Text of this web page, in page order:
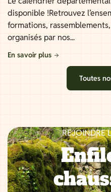
disponible !Retrouvez
formations,
organisés par nos...
En savoir plus
Toutes
REJOINDRE